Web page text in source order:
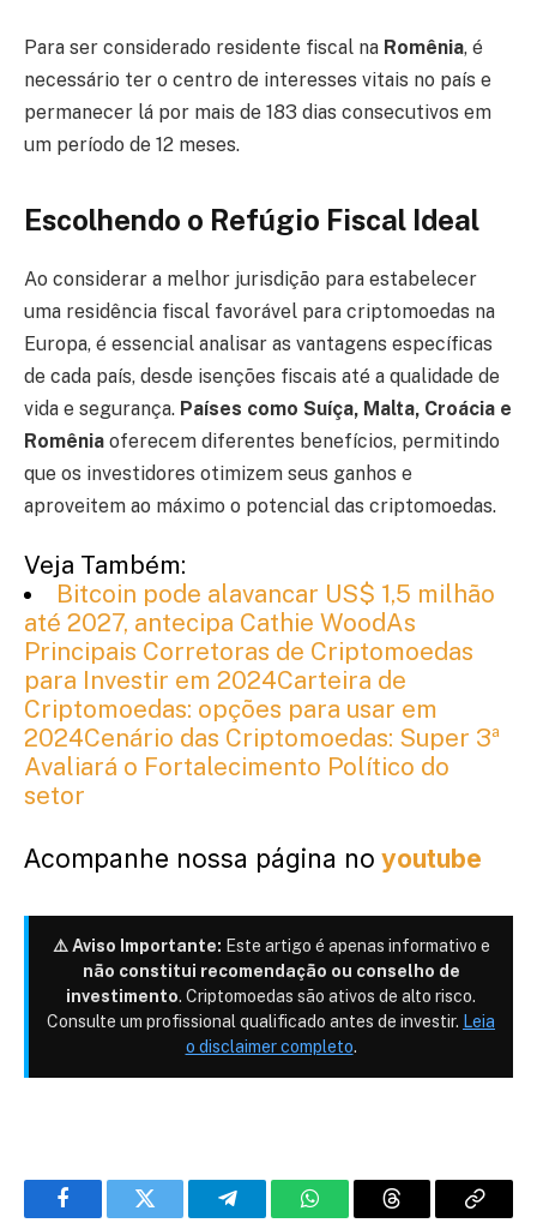
Para ser considerado residente fiscal na Romênia, é
necessário ter o centro de interesses vitais no país e
permanecer lá por mais de 183 dias consecutivos em
um período de 12 meses.
Escolhendo o Refúgio Fiscal Ideal
Ao considerar a melhor jurisdição para estabelecer
uma residência fiscal favorável para criptomoedas na
Europa, é essencial analisar as vantagens específicas
de cada país, desde isenções fiscais até a qualidade de
vida e segurança. Países como Suíça, Malta, Croácia e
Romênia oferecem diferentes benefícios, permitindo
que os investidores otimizem seus ganhos e
aproveitem ao máximo o potencial das criptomoedas.
Veja Também:
Bitcoin pode alavancar US$ 1,5 milhão
até 2027, antecipa Cathie WoodAs
Principais Corretoras de Criptomoedas
para Investir em 2024Carteira de
Criptomoedas: opções para usar em
2024Cenário das Criptomoedas: Super 3ª
Avaliará o Fortalecimento Político do
setor
Acompanhe nossa página no youtube
⚠️ Aviso Importante: Este artigo é apenas informativo e
não constitui recomendação ou conselho de
investimento. Criptomoedas são ativos de alto risco.
Consulte um profissional qualificado antes de investir. Leia
o disclaimer completo.
FacebookTwitter TelegramWhatsAppThreads Copiar